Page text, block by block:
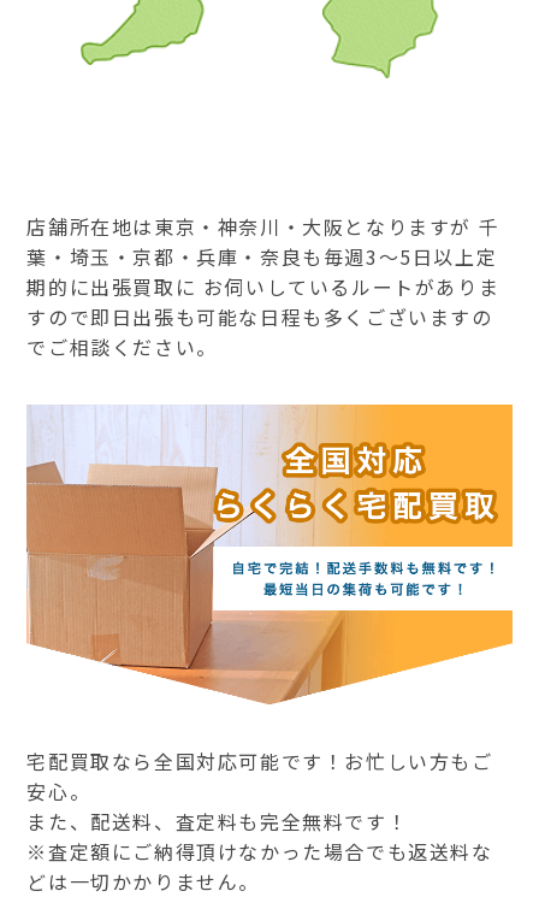
店舗所在地は東京・神奈川・大阪となりますが 千
葉・埼玉・京都・兵庫・奈良も毎週3～5日以上定
期的に出張買取に お伺いしているルートがありま
すので即日出張も可能な日程も多くございますの
でご相談ください。
宅配買取なら全国対応可能です！お忙しい方もご
安心。
また、配送料、査定料も完全無料です！
※査定額にご納得頂けなかった場合でも返送料な
どは一切かかりません。